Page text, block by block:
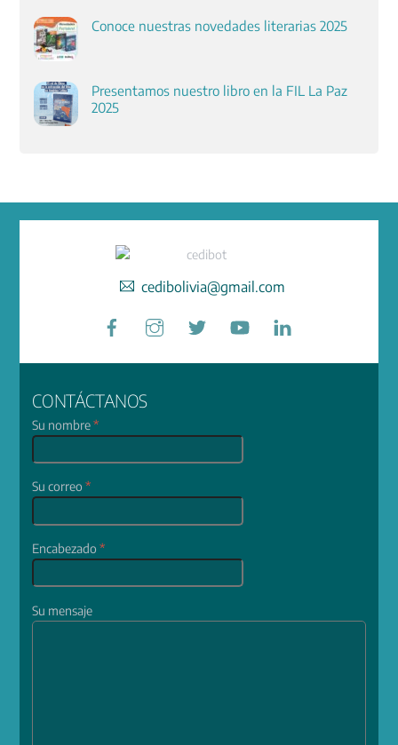
Conoce nuestras novedades literarias 2025
Presentamos nuestro libro en la FIL La Paz
2025
cedibolivia@gmail.com
Facebook
CONTÁCTANOS
Su nombre*
Su correo*
Encabezado*
Su mensaje